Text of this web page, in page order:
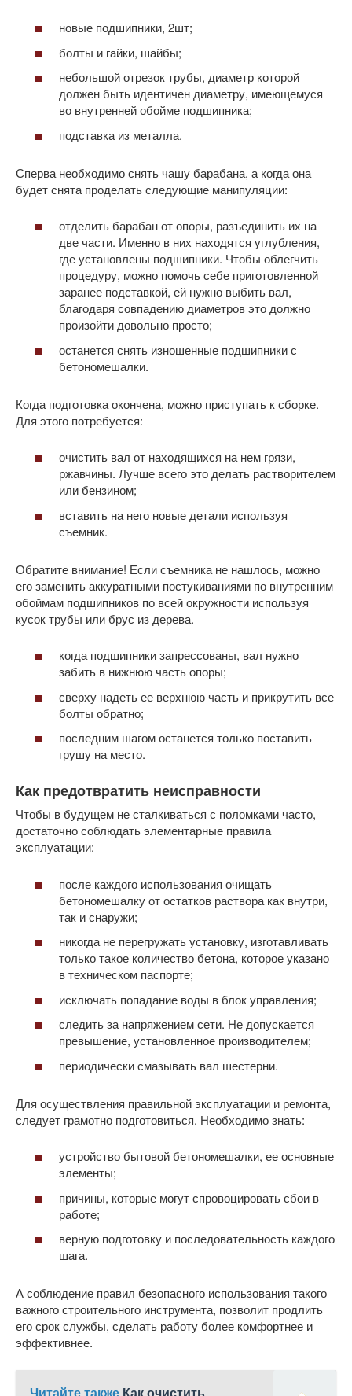
новые подшипники, 2шт;
болты и гайки, шайбы;
небольшой отрезок трубы, диаметр которой
должен быть идентичен диаметру, имеющемуся
во внутренней обойме подшипника;
подставка из металла.
Сперва необходимо снять чашу барабана, а когда она
будет снята проделать следующие манипуляции:
отделить барабан от опоры, разъединить их на
две части. Именно в них находятся углубления,
где установлены подшипники. Чтобы облегчить
процедуру, можно помочь себе приготовленной
заранее подставкой, ей нужно выбить вал,
благодаря совпадению диаметров это должно
произойти довольно просто;
останется снять изношенные подшипники с
бетономешалки.
Когда подготовка окончена, можно приступать к сборке.
Для этого потребуется:
очистить вал от находящихся на нем грязи,
ржавчины. Лучше всего это делать растворителем
или бензином;
вставить на него новые детали используя
съемник.
Обратите внимание! Если съемника не нашлось, можно
его заменить аккуратными постукиваниями по внутренним
обоймам подшипников по всей окружности используя
кусок трубы или брус из дерева.
когда подшипники запрессованы, вал нужно
забить в нижнюю часть опоры;
сверху надеть ее верхнюю часть и прикрутить все
болты обратно;
последним шагом останется только поставить
грушу на место.
Как предотвратить неисправности
Чтобы в будущем не сталкиваться с поломками часто,
достаточно соблюдать элементарные правила
эксплуатации:
после каждого использования очищать
бетономешалку от остатков раствора как внутри,
так и снаружи;
никогда не перегружать установку, изготавливать
только такое количество бетона, которое указано
в техническом паспорте;
исключать попадание воды в блок управления;
следить за напряжением сети. Не допускается
превышение, установленное производителем;
периодически смазывать вал шестерни.
Для осуществления правильной эксплуатации и ремонта,
следует грамотно подготовиться. Необходимо знать:
устройство бытовой бетономешалки, ее основные
элементы;
причины, которые могут спровоцировать сбои в
работе;
верную подготовку и последовательность каждого
шага.
А соблюдение правил безопасного использования такого
важного строительного инструмента, позволит продлить
его срок службы, сделать работу более комфортнее и
эффективнее.